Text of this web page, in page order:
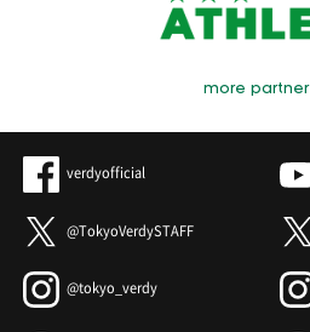
more partner
verdyofficial
@TokyoVerdySTAFF
@tokyo_verdy